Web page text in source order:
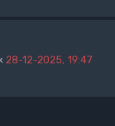
28-12-2025, 19:47